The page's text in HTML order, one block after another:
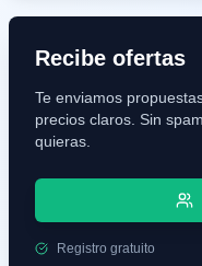
Recibe ofertas
Te enviamos
precios claros. Sin
quieras.
Registro gratuito